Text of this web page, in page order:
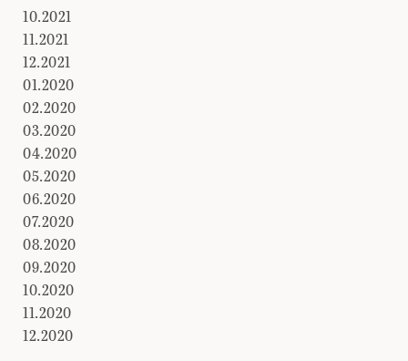
10.2021
11.2021
12.2021
01.2020
02.2020
03.2020
04.2020
05.2020
06.2020
07.2020
08.2020
09.2020
10.2020
11.2020
12.2020